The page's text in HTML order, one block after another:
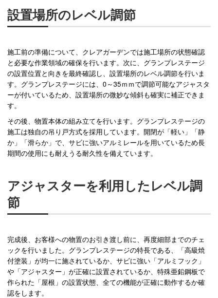
設置場所のレベル調節
施工前の準備について、クレアガーデンでは施工場所の状態確認
と必要な作業領域の確保を行います。次に、グランプレステージ
の設置位置と向きを最終確認し、設置場所のレベル調節を行いま
す。グランプレステージには、0～35ｍｍで調節可能なアジャスタ
ーが付いているため、設置場所の微妙な傾斜も確実に補正できま
す。
その後、物置本体の組み立てを行います。グランプレステージの
施工は独自の吊り戸方式を採用しています。開閉が「軽い」「静
か」「滑らか」で、サビに強いアルミレールを用いているため長
期間の使用にも耐えうる耐久性を備えています。
アジャスターを利用したレベル調
節
完成後、お客様への物置のお引き渡し前に、再度細部までのチェ
ックを行いました。グランプレステージの特長である、「高級焼
付塗装」が均一に施されているか、サビに強い「アルミフック」
や「アジャスター」が正確に設置されているか、特殊亜鉛鋼板で
作られた「屋根」の設置状態、全ての機能が正確に動作するか確
認をします。